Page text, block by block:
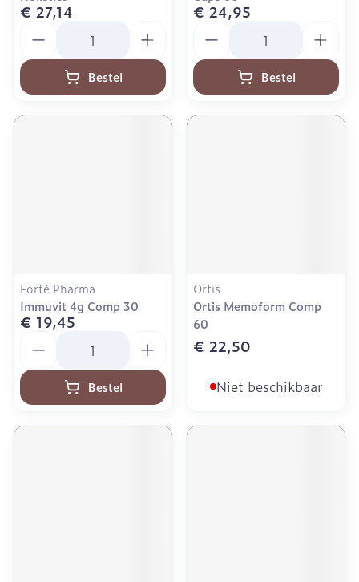
€ 27,14
Bestel
€ 24,95
Bestel
Forté Pharma
Immuvit 4g Comp 30
€ 19,45
Bestel
Ortis
Ortis Memoform Comp
60
€ 22,50
Niet beschikbaar